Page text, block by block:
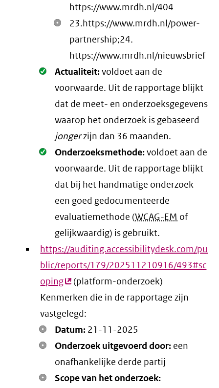
https://www.mrdh.nl/404
23.https://www.mrdh.nl/power-
partnership;24.
https://www.mrdh.nl/nieuwsbrief
Oké.
Actualiteit:voldoet aan de
voorwaarde. Uit de rapportage blijkt
dat de meet- en onderzoeksgegevens
waarop het onderzoek is gebaseerd
jongerzijn dan 36 maanden.
Oké.
Onderzoeksmethode:voldoet aan de
voorwaarde. Uit de rapportage blijkt
dat bij het handmatige onderzoek
een goed gedocumenteerde
evaluatiemethode (WCAG-EM of
gelijkwaardig) is gebruikt.
https://auditing.accessibilitydesk.com/pu
blic/reports/179/202511210916/493#sc
oping(externe
link)
(platform-onderzoek)
Kenmerken die in de rapportage zijn
vastgelegd:
Datum: 21-11-2025
Onderzoek uitgevoerd door: een
onafhankelijke derde partij
Scope van het onderzoek: